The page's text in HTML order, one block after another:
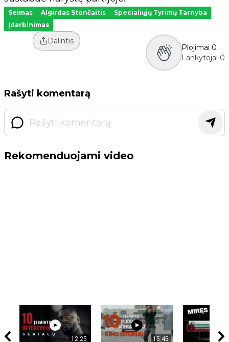
Seimas Algirdas Stončaitis
Specialiųjų Tyrimų Tarnyba
Įdarbinimas
Dalintis
Plojimai 0
Lankytojai 0
Rašyti komentarą
Rekomenduojami video
12:25 15:45